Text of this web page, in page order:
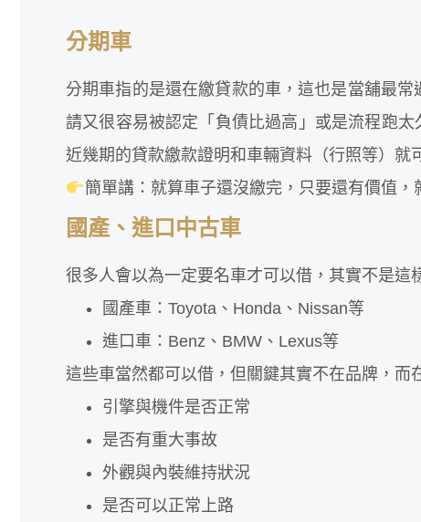
分期車
分期車指的是還在繳貸款的車，這也是當舖最
請又很容易被認定「負債比過高」或是流程跑
近幾期的貸款繳款證明和車輛資料（行照等）就
簡單講：就算車子還沒繳完，只要還有價值，
國產、進口中古車
很多人會以為一定要名車才可以借，其實不是這
國產車：Toyota、Honda、Nissan等
進口車：Benz、BMW、Lexus等
這些車當然都可以借，但關鍵其實不在品牌，而
引擎與機件是否正常
是否有重大事故
外觀與內裝維持狀況
是否可以正常上路